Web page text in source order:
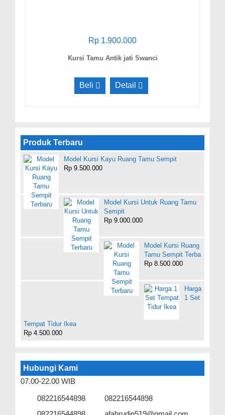
Rp 1.900.000
Kursi Tamu Antik jati Swanci
Beli Detail
Produk Terbaru
Model Kursi Kayu Ruang Tamu Sempit
Rp 9.500.000
Model Kursi Untuk Ruang Tamu
Sempit
Rp 9.000.000
Model Kursi Ruang
Tamu Sempit Terba
Rp 8.500.000
Harga
1 Set
Tempat Tidur Ikea
Rp 4.500.000
Hubungi Kami
07.00-22.00 WIB
082216544898
082216544898